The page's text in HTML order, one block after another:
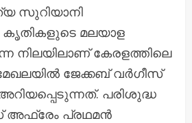
സുറിയാനി
കൃതികളുടെ മലയാള
നിലയിലാണ് കേരളത്തിലെ
ജേക്കബ് വർഗീസ്
പരിശുദ്ധ
അഫ്രേം പ്രഥമൻ